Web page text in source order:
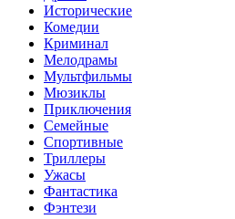
Исторические
Комедии
Криминал
Мелодрамы
Мультфильмы
Мюзиклы
Приключения
Семейные
Спортивные
Триллеры
Ужасы
Фантастика
Фэнтези